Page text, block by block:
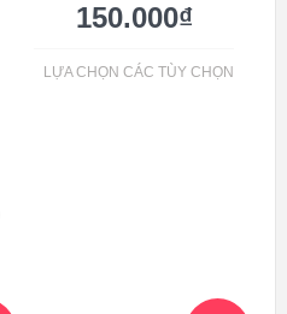
150.000₫
LỰA CHỌN CÁC TÙY CHỌN